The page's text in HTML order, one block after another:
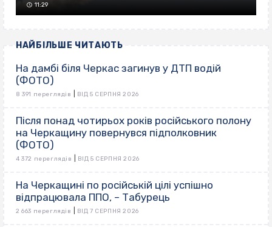
11:29
НАЙБІЛЬШЕ ЧИТАЮТЬ
На дамбі біля Черкас загинув у ДТП водій
(ФОТО)
8 391 переглядів ВІД 5 СЕРПНЯ 2026
Після понад чотирьох років російського полону
на Черкащину повернувся підполковник
(ФОТО)
4 372 переглядів ВІД 5 СЕРПНЯ 2026
На Черкащині по російській цілі успішно
відпрацювала ППО, – Табурець
2 663 переглядів ВІД 7 СЕРПНЯ 2026